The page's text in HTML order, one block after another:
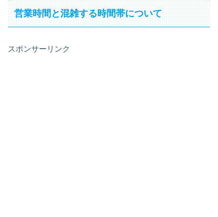
営業時間と混雑する時間帯について
スポンサーリンク